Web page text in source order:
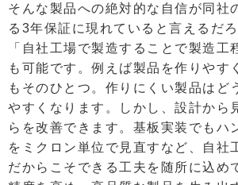
そんな製品への絶対的な自信が同社
る3年保証に現れていると言えるだろ
「自社工場で製造することで製造工
も可能です。例えば製品を作りやす
もそのひとつ。作りにくい製品はど
やすくなります。しかし、設計から
らを改善できます。基板実装でもハ
をミクロン単位で見直すなど、自社
だからこそできる工夫を随所に込め